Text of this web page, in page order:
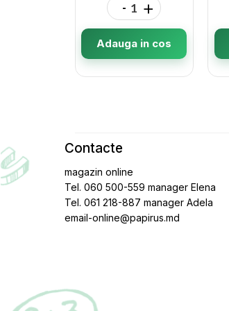
- +
Adauga in cos
Contacte
magazin online
Tel. 060 500-559 manager Elena
Tel. 061 218-887 manager Adela
email-online@papirus.md